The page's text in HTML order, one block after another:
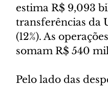
estima R$ 9,093
transferências da
(12%). As
somam R$ 540
Pelo lado das